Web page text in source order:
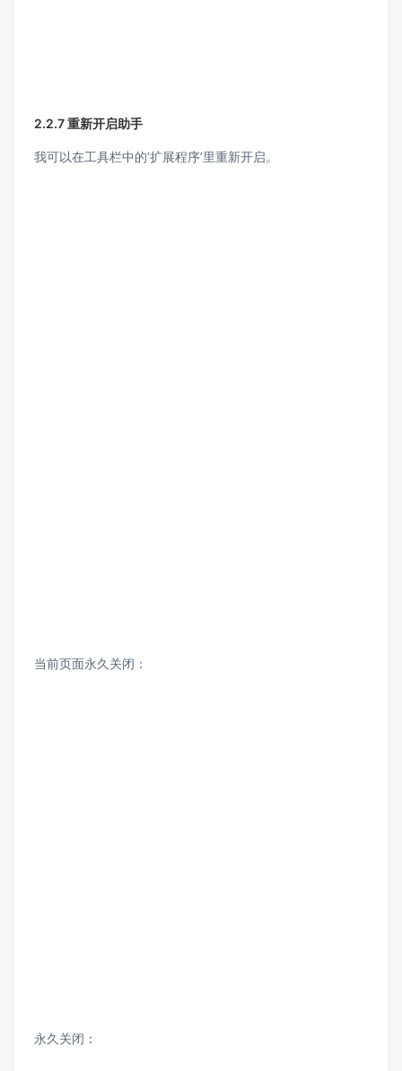
2.2.7 重新开启助手
我可以在工具栏中的‘扩展程序’里重新开启。
当前页面永久关闭：
永久关闭：